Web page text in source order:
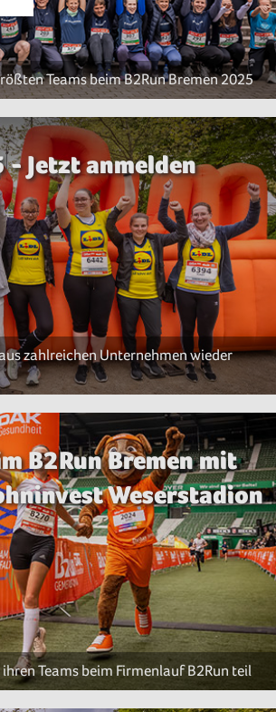
Teams beim B2Run Bremen 2025
- Jetzt anmelden
zahlreichen Unternehmen wieder
B2Run Bremen mit
Weserstadion
Teams beim Firmenlauf B2Run teil